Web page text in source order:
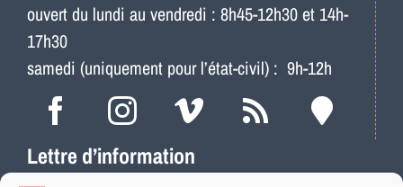
ouvert du lundi au vendredi : 8h45-12h30 et 14h-
17h30
samedi (uniquement pour l’état-civil) : 9h-12h
Lettre d’information